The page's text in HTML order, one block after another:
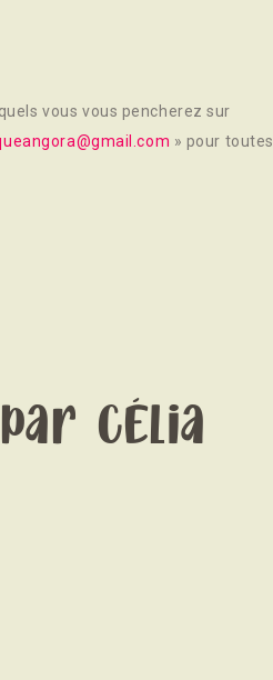
vous vous pencherez sur
» pour toutes
Célia